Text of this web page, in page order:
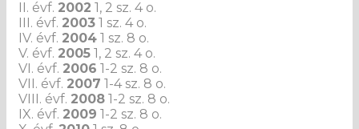
II. évf. 2002 1, 2 sz. 4 o.
III. évf. 2003 1 sz. 4 o.
IV. évf. 2004 1 sz. 8 o.
V. évf. 2005 1, 2 sz. 4 o.
VI. évf. 2006 1-2 sz. 8 o.
VII. évf. 2007 1-4 sz. 8 o.
VIII. évf. 2008 1-2 sz. 8 o.
IX. évf. 2009 1-2 sz. 8 o.